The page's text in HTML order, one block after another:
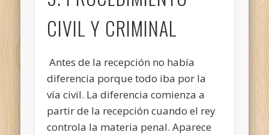
CIVIL Y CRIMINAL
Antes de la recepción no había
diferencia porque todo iba por la
vía civil. La diferencia comienza a
partir de la recepción cuando el rey
controla la materia penal. Aparece